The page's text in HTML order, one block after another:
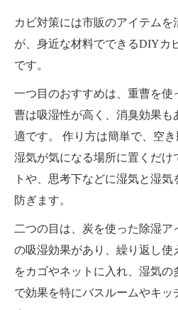
カビ対策には市販のアイテム
が、身近な材料でできるDIYカ
です。
一つ目のおすすめは、重曹を使
曹は吸湿性が高く、消臭効果も
適です。 作り方は簡単で、空き
湿気が気になる場所に置くだけ
トや、思考下などに湿気と湿
防ぎます。
二つの目は、炭を使った除湿ア
の吸湿効果があり、繰り返し使
をカゴやネットに入れ、湿気
で効果を特にバスルームやキッ